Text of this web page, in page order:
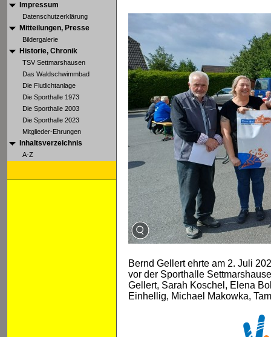
Impressum
Datenschutzerklärung
Mitteilungen, Presse
Bildergalerie
Historie, Chronik
TSV Settmarshausen
Das Waldschwimmbad
Die Flutlichtanlage
Die Sporthalle 1973
Die Sporthalle 2003
Die Sporthalle 2023
Mitglieder-Ehrungen
Inhaltsverzeichnis
A-Z
Bernd Gellert ehrte am 2. Juli
vor der Sporthalle
Gellert, Sarah Koschel, Elena
Einhellig, Michael Makowka,